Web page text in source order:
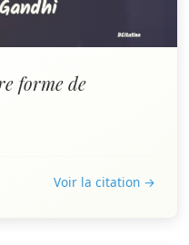
forme de
Voir la citation →